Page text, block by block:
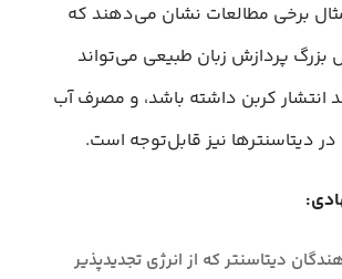
برخی مطالعات نشان می‌دهند که
پردازش زبان طبیعی می‌تواند
انتشار کربن داشته باشد، و مصرف آب
دیتاسنترها نیز قابل‌توجه است.
دیتاسنتر که از انرژی تجدیدپذیر